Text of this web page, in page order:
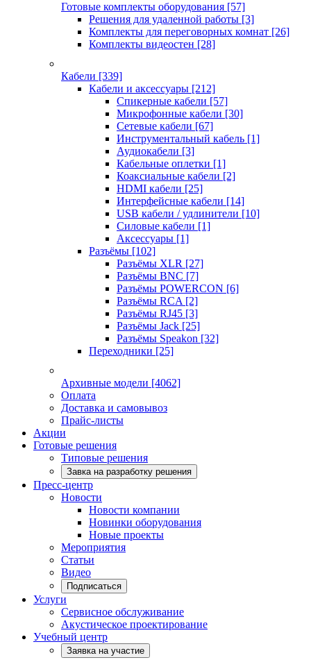
Готовые комплекты оборудования [57]
Решения для удаленной работы [3]
Комплекты для переговорных комнат [26]
Комплекты видеостен [28]
Кабели [339]
Кабели и аксессуары [212]
Спикерные кабели [57]
Микрофонные кабели [30]
Сетевые кабели [67]
Инструментальный кабель [1]
Аудиокабели [3]
Кабельные оплетки [1]
Коаксиальные кабели [2]
HDMI кабели [25]
Интерфейсные кабели [14]
USB кабели / удлинители [10]
Силовые кабели [1]
Аксессуары [1]
Разъёмы [102]
Разъёмы XLR [27]
Разъёмы BNC [7]
Разъёмы POWERCON [6]
Разъёмы RCA [2]
Разъёмы RJ45 [3]
Разъёмы Jack [25]
Разъёмы Speakon [32]
Переходники [25]
Архивные модели [4062]
Оплата
Доставка и самовывоз
Прайс-листы
Акции
Готовые решения
Типовые решения
Завка на разработку решения
Пресс-центр
Новости
Новости компании
Новинки оборудования
Новые проекты
Мероприятия
Статьи
Видео
Подписаться
Услуги
Сервисное обслуживание
Акустическое проектирование
Учебный центр
Заявка на участие